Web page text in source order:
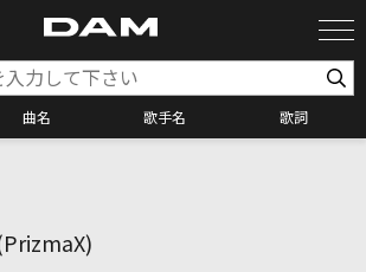
曲名 歌手名 歌詞
カラオケ店舗検索